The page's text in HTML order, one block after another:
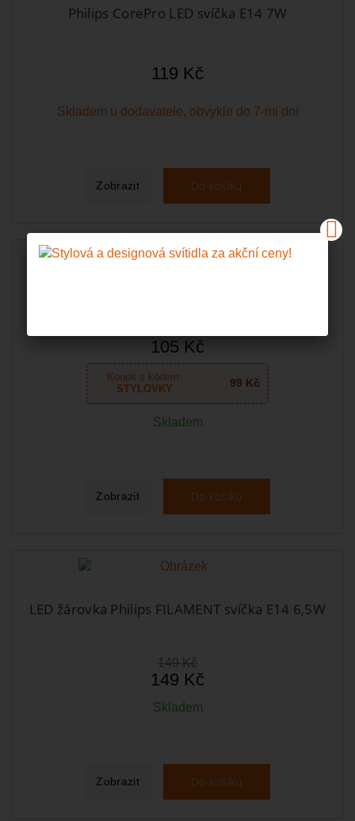
Philips CorePro LED svíčka E14 7W
119 Kč
Skladem u dodavatele, obvykle do 7-mi dní
Zobrazit Do košíku
105 Kč
Koupit s kódem:
STYLOVKY
99 Kč
Skladem
Zobrazit Do košíku
LED žárovka Philips FILAMENT svíčka E14 6,5W
149 Kč
149 Kč
Skladem
Zobrazit Do košíku